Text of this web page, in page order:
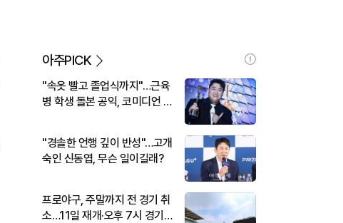
아주PICK
"속옷 빨고 졸업식까지"…근육
병 학생 돌본 공익, 코미디언 김
"경솔한 언행 깊이 반성"…고개
숙인 신동엽, 무슨 일이길래?
프로야구, 주말까지 전 경기 취
소…11일 재개·오후 7시 경기